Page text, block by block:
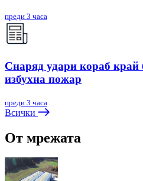
преди 3 часа
Снаряд удари кораб край
избухна пожар
преди 3 часа
Всички
От мрежата